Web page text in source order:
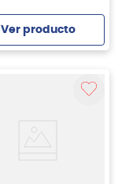
Ver producto